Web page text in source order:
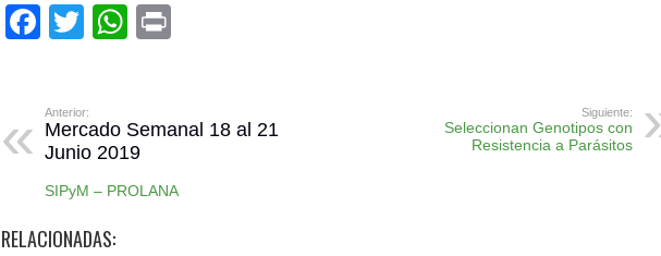
Facebook
TwitterWhatsApp
Anterior:
Mercado Semanal 18 al 21
Junio 2019
SIPyM – PROLANA
Siguiente:
Seleccionan Genotipos con
Resistencia a Parásitos
RELACIONADAS: